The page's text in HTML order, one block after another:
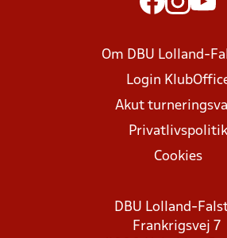
Om DBU Lolland-
Login
Akut
Privatlivspolitik
Cookies
DBU Lolland-
Frankrigsvej 7